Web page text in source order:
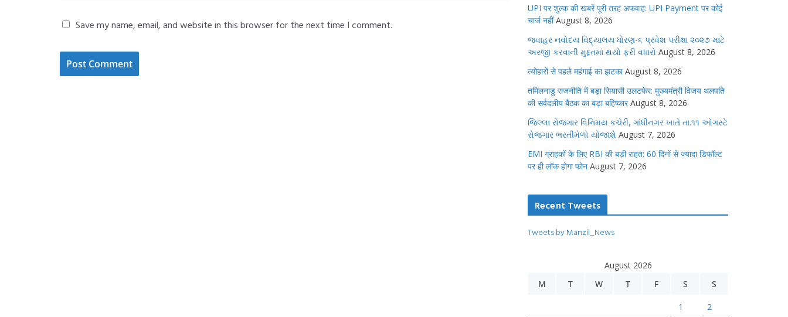
Save my name, email, and website in this browser for the next time I comment.
UPI पर शुल्क की खबरें पूरी तरह अफवाह: UPI Payment पर कोई
चार्ज नहीं August 8, 2026
જવાહર નવોદય વિદ્યાલય ધોરણ-૬ પ્રવેશ પરીક્ષા ૨૦૨૭ માટે
અરજી કરવાની મુદ્દતમાં થયો ફરી વધારો August 8, 2026
त्योहारों से पहले महंगाई का झटका August 8, 2026
तमिलनाडु राजनीति में बड़ा सियासी उलटफेर: मुख्यमंत्री विजय थलपति
की सर्वदलीय बैठक का बड़ा बहिष्कार August 8, 2026
જિલ્લા રોજગાર વિનિમય કચેરી, ગાંધીનગર ખાતે તા.૧૧ ઓગસ્ટે
રોજગાર ભરતીમેળો યોજાશે August 7, 2026
EMI ग्राहकों के लिए RBI की बड़ी राहत: 60 दिनों से ज्यादा डिफॉल्ट
पर ही लॉक होगा फोन August 7, 2026
Recent Tweets
Tweets by Manzil_News
August 2026
M
T W T F S S
1 2